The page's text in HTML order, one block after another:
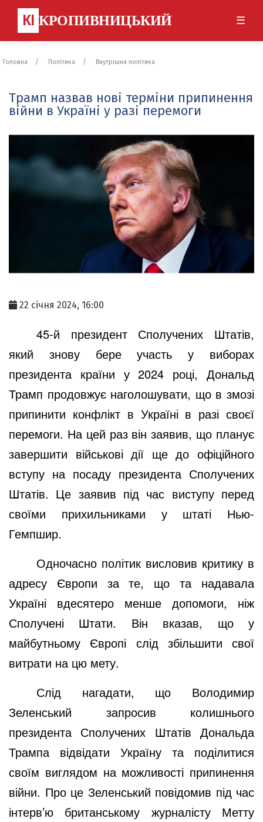
КІ КРОПИВНИЦЬКИЙ ☰
Головна Політика Внутрішня політика
Трамп назвав нові терміни припинення
війни в Україні у разі перемоги
22 січня 2024, 16:00
45-й президент Сполучених Штатів,
який знову бере участь у виборах
президента країни у 2024 році, Дональд
Трамп продовжує наголошувати, що в змозі
припинити конфлікт в Україні в разі своєї
перемоги. На цей раз він заявив, що планує
завершити військові дії ще до офіційного
вступу на посаду президента Сполучених
Штатів. Це заявив під час виступу перед
своїми прихильниками у штаті Нью-
Гемпшир.
Одночасно політик висловив критику в
адресу Європи за те, що та надавала
Україні вдесятеро менше допомоги, ніж
Сполучені Штати. Він вказав, що у
майбутньому Європі слід збільшити свої
витрати на цю мету.
Слід нагадати, що Володимир
Зеленський запросив колишнього
президента Сполучених Штатів Дональда
Трампа відвідати Україну та поділитися
своїм виглядом на можливості припинення
війни. Про це Зеленський повідомив під час
інтерв’ю британському журналісту Метту